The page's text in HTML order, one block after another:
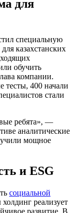
для
специальную
казахстанских
обучить
компании.
тесты, 400 начали
стали
ребята», —
аналитические
мощное
и ESG
социальной
реализует